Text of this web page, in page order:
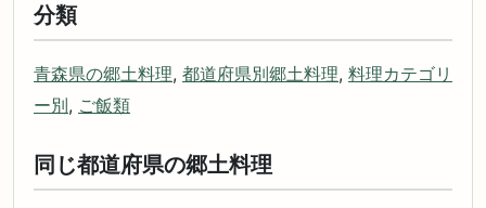
分類
青森県の郷土料理, 都道府県別郷土料理, 料理カテゴリ
ー別, ご飯類
同じ都道府県の郷土料理